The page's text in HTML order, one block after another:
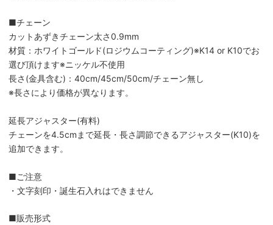
■チェーン
カットあずきチェーン太さ0.9mm
材質：ホワイトゴールド(ロジウムコーティング)※K14 or K10でお
選び頂けます※ニッケル不使用
長さ(金具含む)：40cm/45cm/50cm/チェーン無し
※長さにより価格が異なります。
延長アジャスター(有料)
チェーンを4.5cmまで延長・長さ調節できるアジャスター(K10)を
追加できます。
■ご注意
・文字刻印・誕生石入れはできません
■販売形式